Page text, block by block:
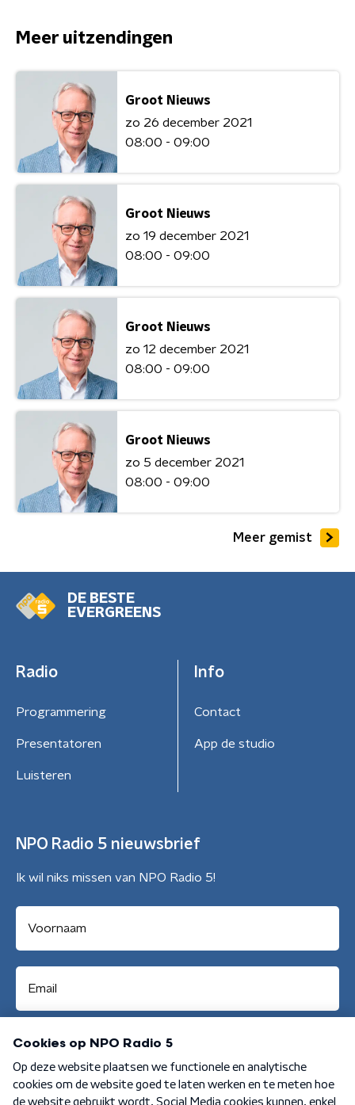
Meer uitzendingen
Groot Nieuws
zo 26 december 2021
08:00 - 09:00
Groot Nieuws
zo 19 december 2021
08:00 - 09:00
Groot Nieuws
zo 12 december 2021
08:00 - 09:00
Groot Nieuws
zo 5 december 2021
08:00 - 09:00
Meer gemist
DE BESTE
EVERGREENS
Radio
Programmering
Presentatoren
Luisteren
Info
Contact
App de studio
NPO Radio 5 nieuwsbrief
Ik wil niks missen van NPO Radio 5!
Aanmelden